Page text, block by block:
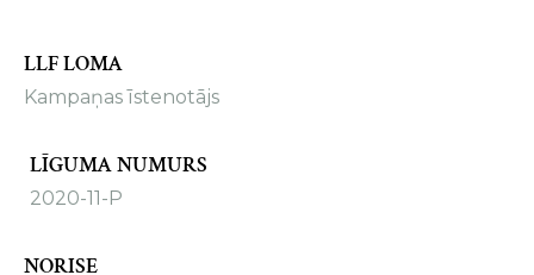
LLF LOMA
Kampaņas īstenotājs
LĪGUMA NUMURS
2020-11-P
NORISE